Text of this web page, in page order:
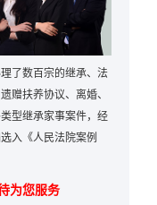
了数百宗的继承、法
赠扶养协议、离婚、
型继承家事案件，经
入《人民法院案例
为您服务